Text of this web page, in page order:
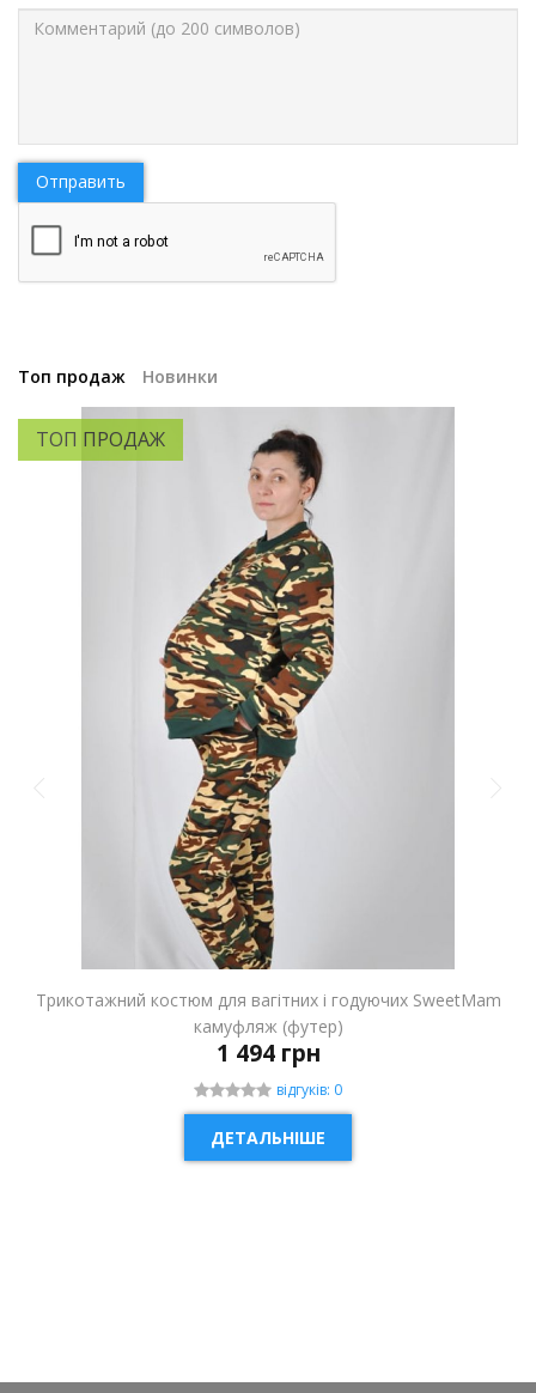
Отправить
Топ продаж Новинки
ТОП ПРОДАЖ
Трикотажний костюм для вагітних і годуючих SweetMam
камуфляж (футер)
1 494 грн
відгуків: 0
ДЕТАЛЬНІШЕ